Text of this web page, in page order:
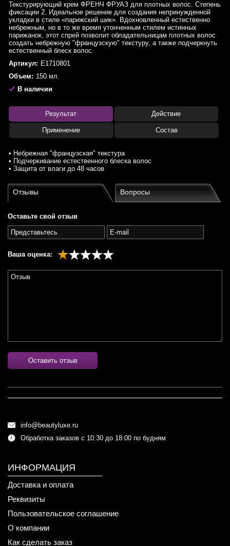
Текстурирующий крем ФРЕНЧ ФРУАЗ для плотных волос. Степень
фиксации 2. Идеальное решение для создания непринужденной
укладки в стиле «парижский шик». Вдохновленный естественно
небрежным, но в то же время утонченным стилем истинных
парижанок, этот спрей позволит обладательницам плотных волос
создать небрежную "французскую" текстуру, а также подчеркнуть
естественный блеск волос.
Артикул: E1710801
Объем: 150 мл.
В наличии
Результат Действие
Применение Состав
• Небрежная "французская" текстура
• Подчеркивание естественного блеска волос
• Защита от влаги до 48 часов
Отзывы Вопросы
Оставьте свой отзыв
Ваша оценка:
Оставить отзыв
info@beautyluxe.ru
Обработка заказов с 10:30 до 18:00 по будням
ИНФОРМАЦИЯ
Доставка и оплата
Реквизиты
Пользовательское соглашение
О компании
Как сделать заказ